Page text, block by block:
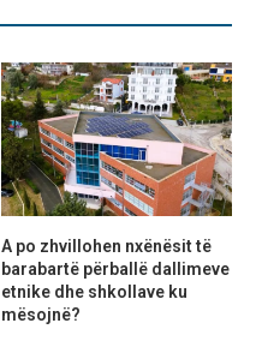
A po zhvillohen nxënësit të
barabartë përballë dallimeve
etnike dhe shkollave ku
mësojnë?